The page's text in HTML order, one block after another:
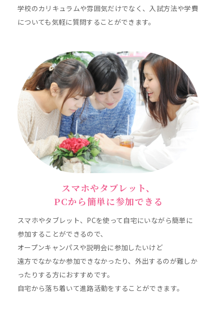
学校のカリキュラムや雰囲気だけでなく、入試方法や学費
についても気軽に質問することができます。
スマホやタブレット、
PCから簡単に参加できる
スマホやタブレット、PCを使って自宅にいながら簡単に
参加することができるので、
オープンキャンパスや説明会に参加したいけど
遠方でなかなか参加できなかったり、外出するのが難しか
ったりする方におすすめです。
自宅から落ち着いて進路活動をすることができます。